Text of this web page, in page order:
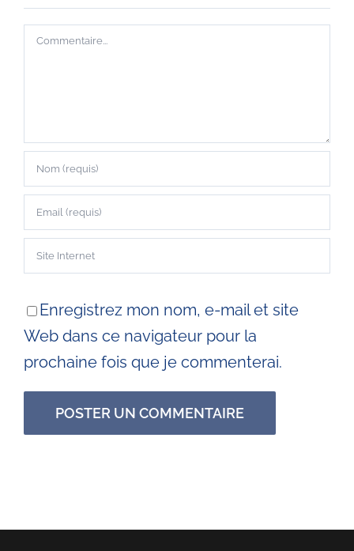
Commentaire
Enregistrez mon nom, e-mail et site
Web dans ce navigateur pour la
prochaine fois que je commenterai.